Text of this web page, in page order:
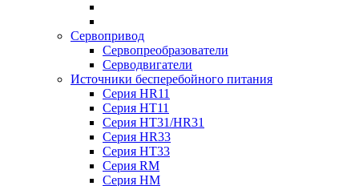
Сервопривод
Сервопреобразователи
Серводвигатели
Источники бесперебойного питания
Серия HR11
Серия HT11
Серия HT31/HR31
Серия HR33
Серия HT33
Серия RM
Серия HM